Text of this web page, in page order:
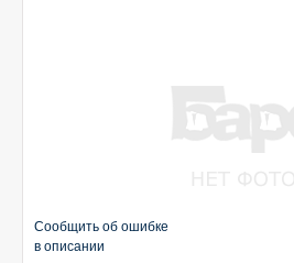
Сообщить об ошибке
в описании